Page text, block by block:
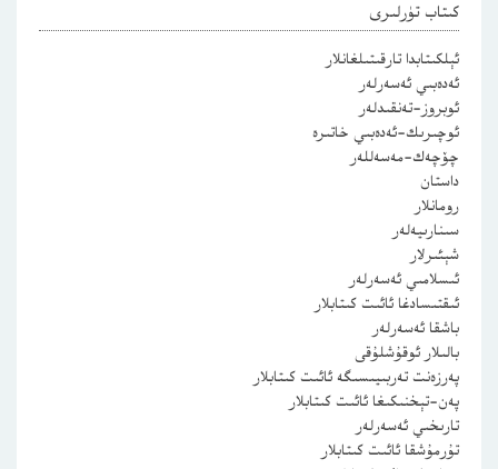
كىتاب تۈرلىرى
ئېلكىتابدا تارقىتىلغانلار
ئەدەبىي ئەسەرلەر
ئوبروز-تەنقىدلەر
ئوچىرىك-ئەدەبىي خاتىرە
چۆچەك-مەسەللەر
داستان
رومانلار
سىنارىيەلەر
شېئىرلار
ئىسلامىي ئەسەرلەر
ئىقتىسادغا ئائىت كىتابلار
باشقا ئەسەرلەر
بالىلار ئوقۇشلۇقى
پەرزەنت تەربىيىسىگە ئائىت كىتابلار
پەن-تېخنىكىغا ئائىت كىتابلار
تارىخىي ئەسەرلەر
تۇرمۇشقا ئائىت كىتابلار